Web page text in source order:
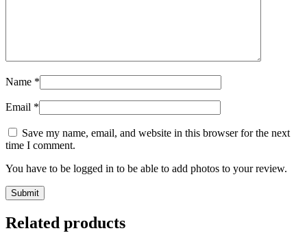
Name *
Email *
Save my name, email, and website in this browser for the next
time I comment.
You have to be logged in to be able to add photos to your review.
Related products